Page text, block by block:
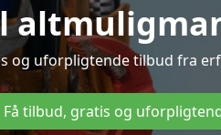
og uforpligtende tilbud fra
Få tilbud, gratis og